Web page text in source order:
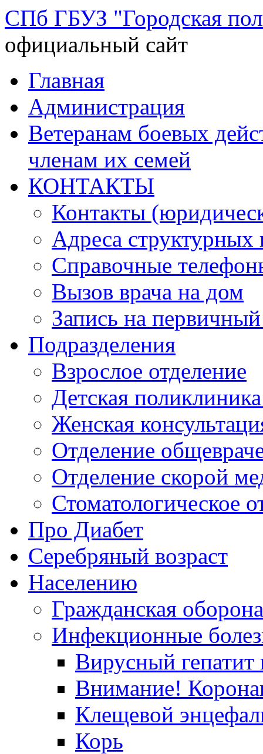
СПб ГБУЗ "Городская
официальный сайт
Перейти
содержимому
Главная
Администрация
Ветеранам боевых
членам их семей
КОНТАКТЫ
Контакты
Адреса структурных
Справочные
Вызов врача на дом
Запись на
Подразделения
Взрослое отделение
Детская
Женская
Отделение
Отделение скорой
Стоматологическое
Про Диабет
Серебряный возраст
Населению
Гражданская оборона
Инфекционные
Вирусный гепатит
Внимание!
Клещевой
Корь